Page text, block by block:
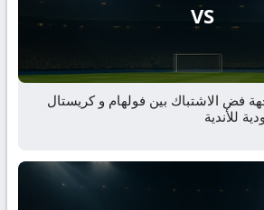
VS
فض الاشتباك بين فولهام و كريستال
للأندية